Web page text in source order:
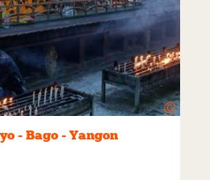
©
- Bago - Yangon